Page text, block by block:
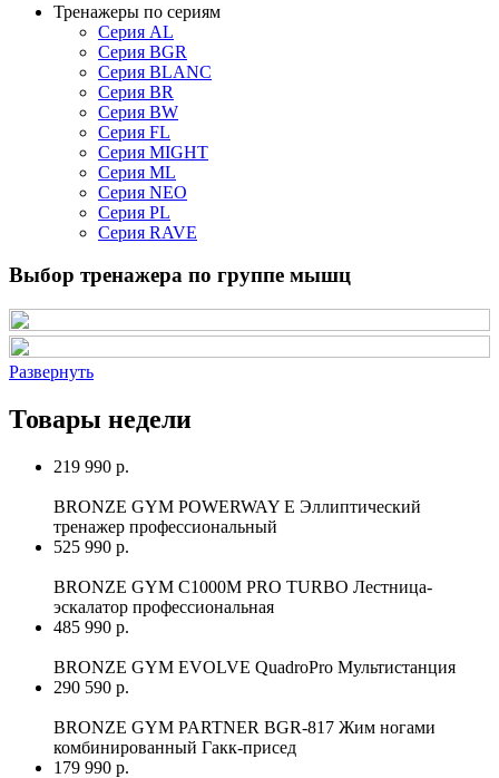
Тренажеры по сериям
Серия AL
Серия BGR
Серия BLANC
Серия BR
Серия BW
Серия FL
Серия MIGHT
Серия ML
Серия NEO
Серия PL
Серия RAVE
Выбор тренажера по группе мышц
Развернуть
Товары недели
219 990 р.
BRONZE GYM POWERWAY E Эллиптический
тренажер профессиональный
525 990 р.
BRONZE GYM C1000M PRO TURBO Лестница-
эскалатор профессиональная
485 990 р.
BRONZE GYM EVOLVE QuadroPro Мультистанция
290 590 р.
BRONZE GYM PARTNER BGR-817 Жим ногами
комбинированный Гакк-присед
179 990 р.